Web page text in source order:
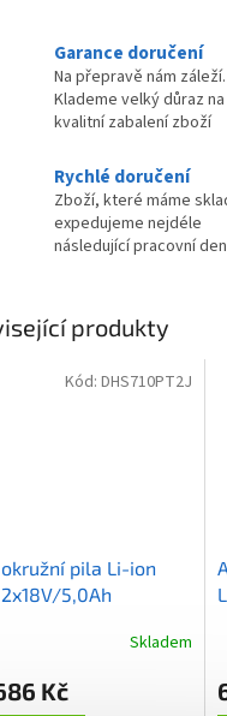
Garance doručení
Na přepravě nám záleží.
Klademe velký důraz na
kvalitní zabalení zboží
Rychlé doručení
Zboží, které máme
expedujeme nejdéle
následující pracovní den
produkty
pila Li-ion
5,0Ah
Skladem
Kč
Kód: DHS710PT2J